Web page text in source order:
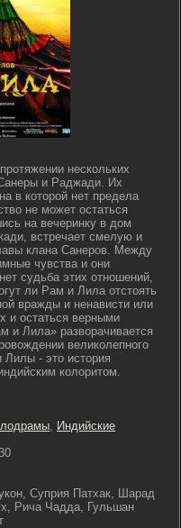
нескольких
и Раджади. Их
в которой нет предела
не может остаться
на вечеринку в дом
встречает смелую и
клана Санеров. Между
чувства и они
судьба этих отношений,
ли Рам и Лила отстоять
вражды и ненависти или
и остаться верными
и Лила» разворачивается
великолепного
- это история
колоритом.
, Индийские
Суприя Патхак, Шарад
Рича Чадда, Гульшан